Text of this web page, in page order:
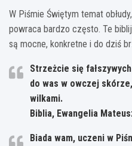
W Piśmie Świętym temat
powraca bardzo często. Te
są mocne, konkretne i do dziś
Strzeżcie się
do was w owczej
wilkami.
Biblia, Ewangelia
Biada wam, uczeni w